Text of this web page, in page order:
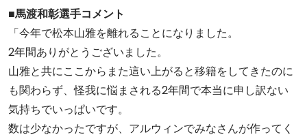
■馬渡和彰選手コメント
「今年で松本山雅を離れることになりました。
2年間ありがとうございました。
山雅と共にここからまた這い上がると移籍をしてきたのに
も関わらず、怪我に悩まされる2年間で本当に申し訳ない
気持ちでいっぱいです。
数は少なかったですが、アルウィンでみなさんが作ってく